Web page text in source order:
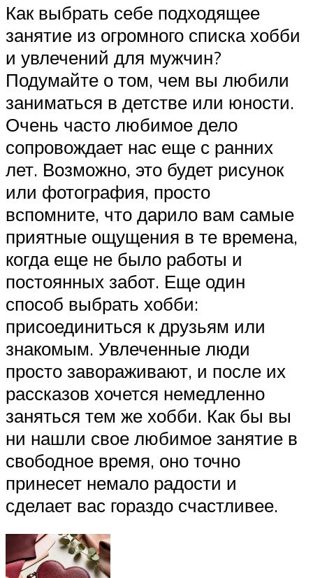
Как выбрать себе подходящее
занятие из огромного списка хобби
и увлечений для мужчин?
Подумайте о том, чем вы любили
заниматься в детстве или юности.
Очень часто любимое дело
сопровождает нас еще с ранних
лет. Возможно, это будет рисунок
или фотография, просто
вспомните, что дарило вам самые
приятные ощущения в те времена,
когда еще не было работы и
постоянных забот. Еще один
способ выбрать хобби:
присоединиться к друзьям или
знакомым. Увлеченные люди
просто завораживают, и после их
рассказов хочется немедленно
заняться тем же хобби. Как бы вы
ни нашли свое любимое занятие в
свободное время, оно точно
принесет немало радости и
сделает вас гораздо счастливее.